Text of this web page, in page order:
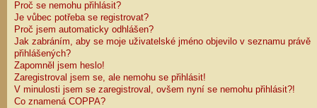
Proč se nemohu přihlásit?
Je vůbec potřeba se registrovat?
Proč jsem automaticky odhlášen?
Jak zabráním, aby se moje uživatelské jméno objevilo v seznamu právě
přihlášených?
Zapomněl jsem heslo!
Zaregistroval jsem se, ale nemohu se přihlásit!
V minulosti jsem se zaregistroval, ovšem nyní se nemohu přihlásit?!
Co znamená COPPA?